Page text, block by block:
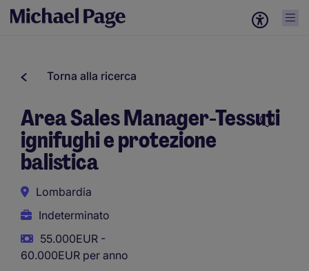
Torna alla ricerca
Area Sales Manager-Tessuti
ignifughi e protezione
balistica
Lombardia
Indeterminato
55.000EUR -
60.000EUR per anno